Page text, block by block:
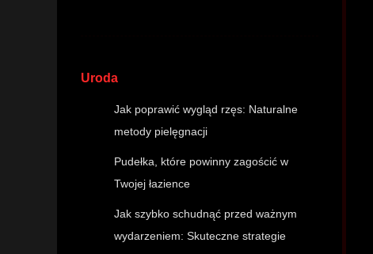
Uroda
Jak poprawić wygląd rzęs: Naturalne
metody pielęgnacji
Pudełka, które powinny zagościć w
Twojej łazience
Jak szybko schudnąć przed ważnym
wydarzeniem: Skuteczne strategie